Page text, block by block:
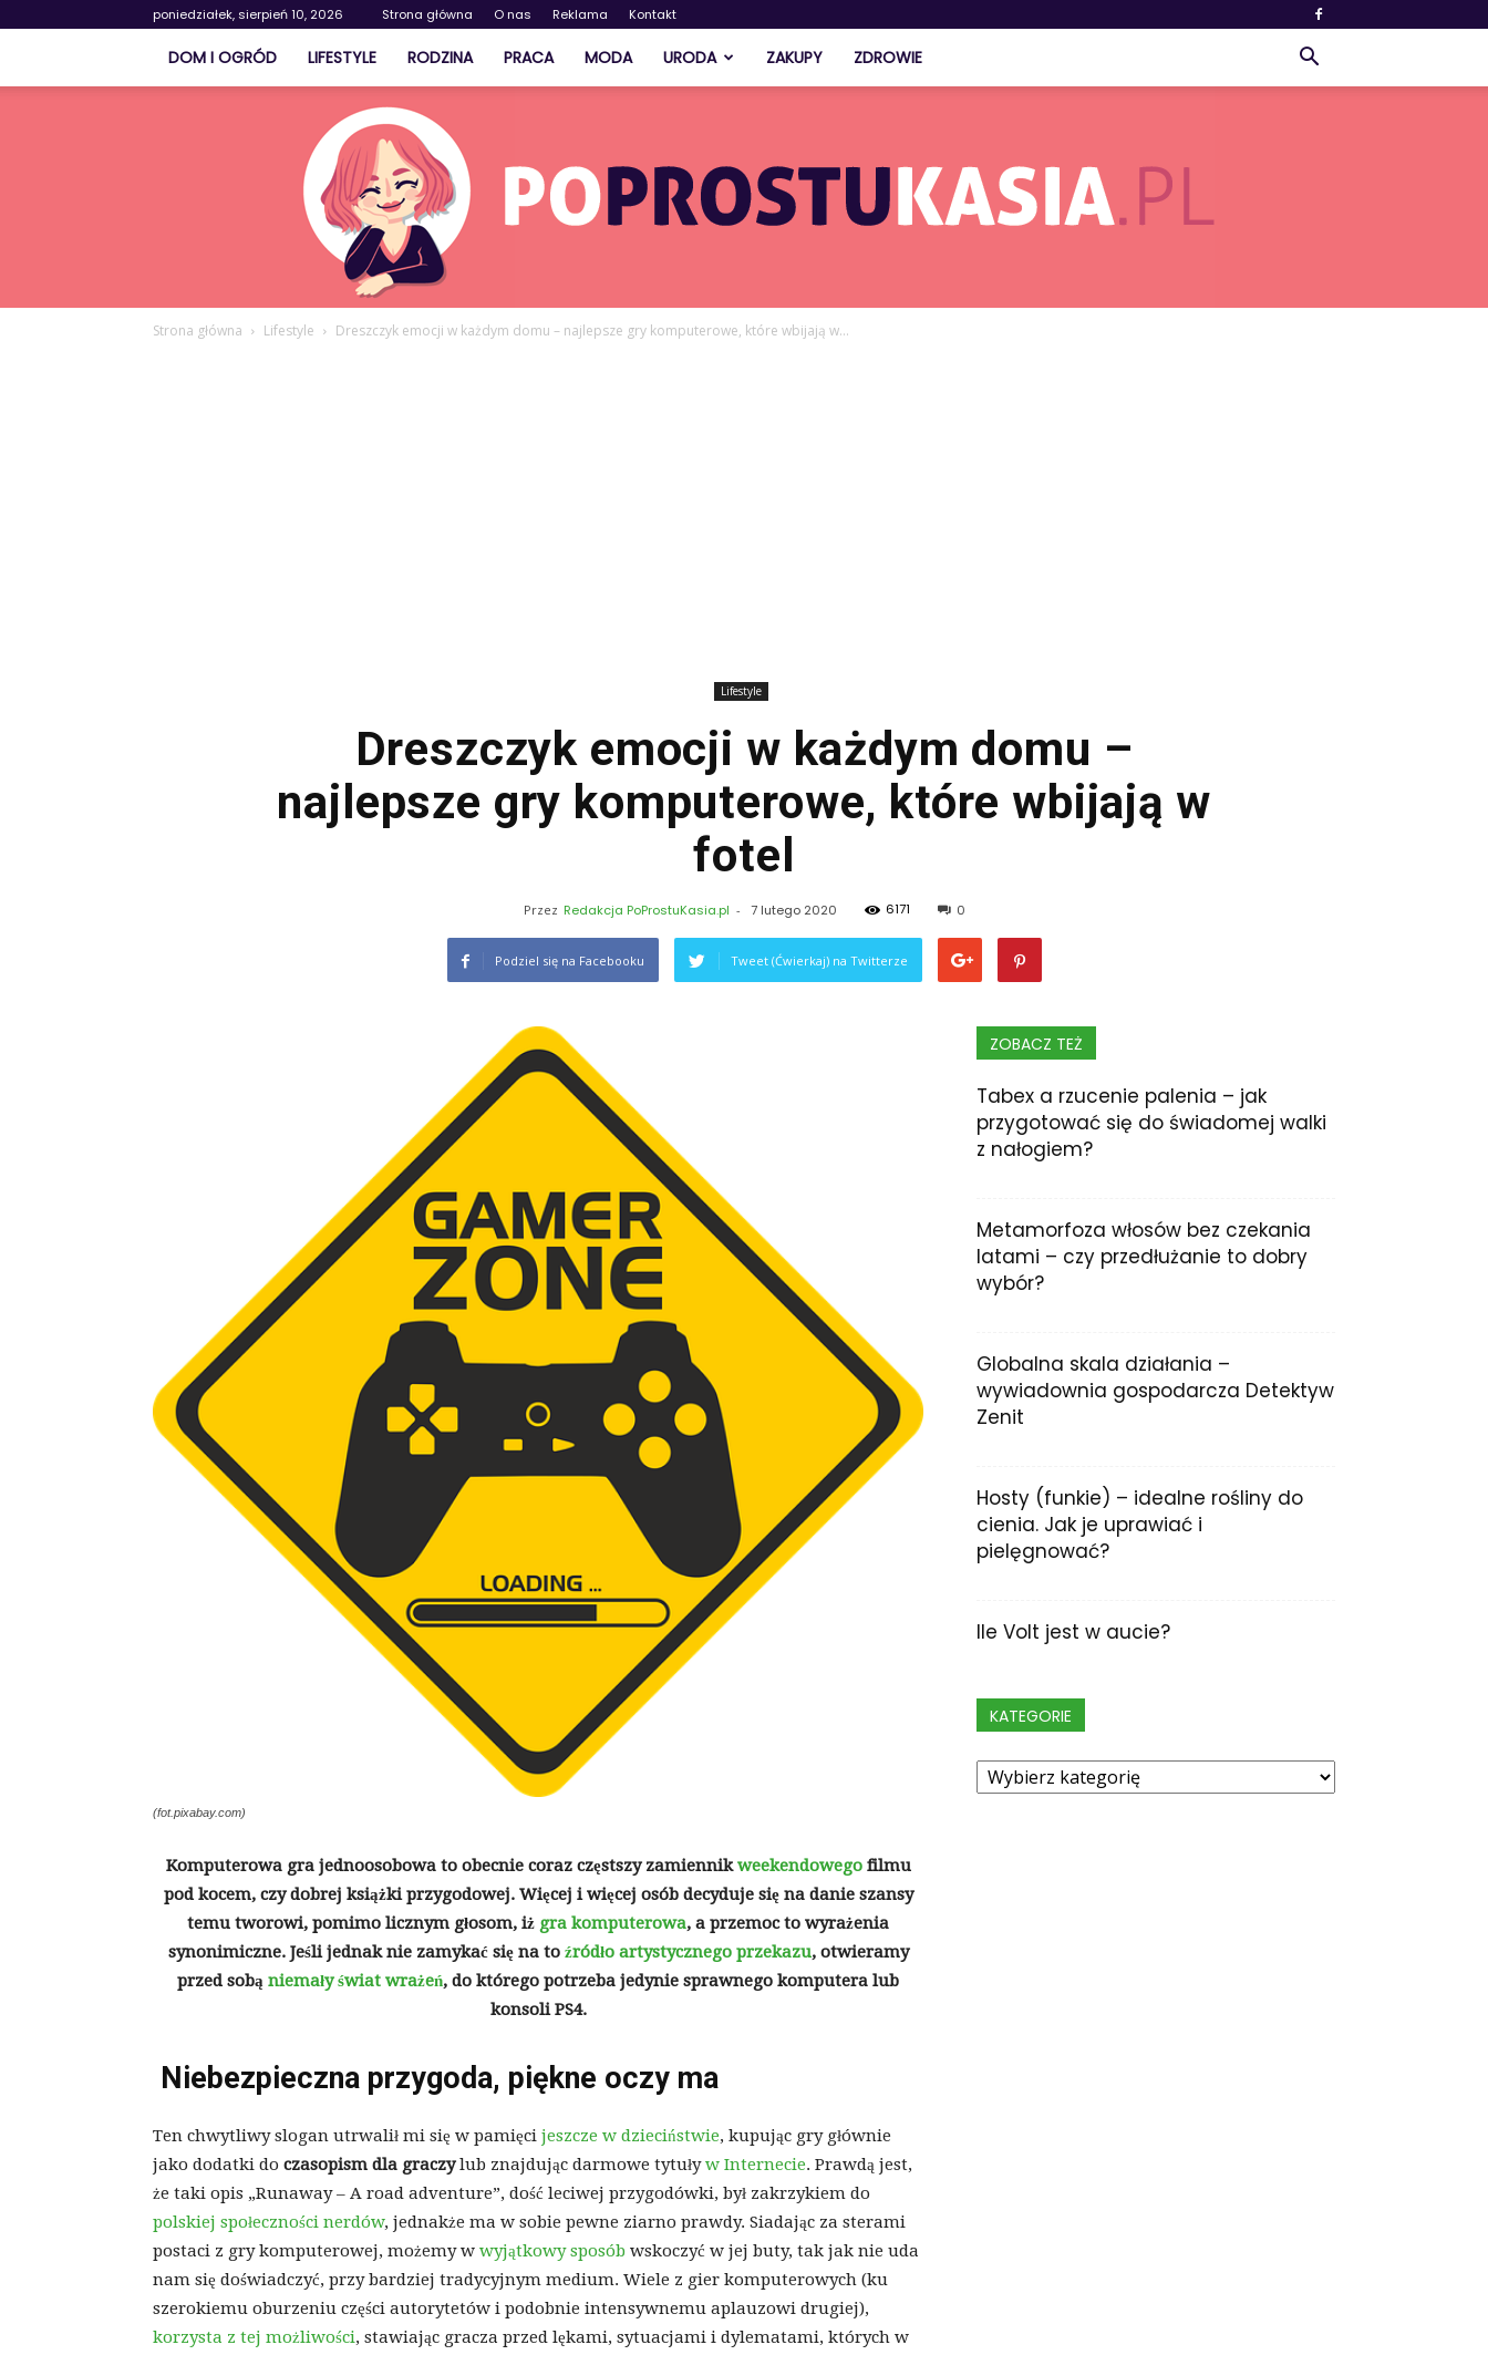
poniedziałek, sierpień 10, 2026 Strona główna O nas Reklama Kontakt
DOM I OGRÓD LIFESTYLE RODZINA PRACA MODA URODA ZAKUPY ZDROWIE
Strona główna Lifestyle Dreszczyk emocji w każdym domu – najlepsze gry komputerowe, które wbijają w...
Lifestyle
Dreszczyk emocji w każdym domu –
najlepsze gry komputerowe, które wbijają w
fotel
Przez Redakcja PoProstuKasia.pl - 7 lutego 2020 6171 0
Podziel się na Facebooku Tweet (Ćwierkaj) na Twitterze
(fot.pixabay.com)
Komputerowa gra jednoosobowa to obecnie coraz częstszy zamiennikweekendowegofilmu
pod kocem, czy dobrej książki przygodowej. Więcej i więcej osób decyduje się na danie szansy
temu tworowi, pomimo licznym głosom, iż gra komputerowa, a przemoc to wyrażenia
synonimiczne. Jeśli jednak nie zamykać się na to źródło artystycznego przekazu, otwieramy
przed sobą niemały świat wrażeń, do którego potrzeba jedynie sprawnego komputera lub
konsoli PS4.
Niebezpieczna przygoda, piękne oczy ma
Ten chwytliwy slogan utrwalił mi się w pamięci jeszcze w dzieciństwie, kupując gry głównie
jako dodatki do czasopism dla graczylub znajdując darmowe tytuływ Internecie. Prawdą jest,
że taki opis „Runaway – A road adventure”, dość leciwej przygodówki, był zakrzykiem do
polskiej społeczności nerdów, jednakże ma w sobie pewne ziarno prawdy. Siadając za sterami
postaci z gry komputerowej, możemy w wyjątkowy sposób wskoczyć w jej buty, tak jak nie uda
nam się doświadczyć, przy bardziej tradycyjnym medium. Wiele z gier komputerowych (ku
szerokiemu oburzeniu części autorytetów i podobnie intensywnemu aplauzowi drugiej),
korzysta z tej możliwości, stawiając gracza przed lękami, sytuacjami i dylematami, których w
ZOBACZ TEŻ
Tabex a rzucenie palenia – jak
przygotować się do świadomej walki
z nałogiem?
Metamorfoza włosów bez czekania
latami – czy przedłużanie to dobry
wybór?
Globalna skala działania –
wywiadownia gospodarcza Detektyw
Zenit
Hosty (funkie) – idealne rośliny do
cienia. Jak je uprawiać i
pielęgnować?
Ile Volt jest w aucie?
KATEGORIE
Kategorie